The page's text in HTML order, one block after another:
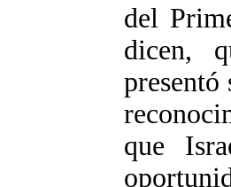
del
dicen,
presentó
que